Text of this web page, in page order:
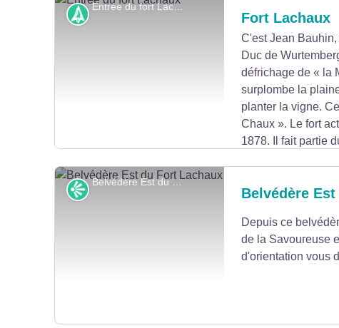
Voir l'image en plein écran
Entrée du fort Lachaux - © Pays de Montbéliard Tourisme
Voir l'image en plein écran
Histoire Fort Lachaux
C'est Jean
Duc de
défrichage de « la
surplombe la
planter la vigne.
Chaux ». Le fort
1878. Il fait partie
1870. Il fait partie de la ceinture défensive du sud de
Belvédère Est du Fort Lachaux - © Robert Grillon - Club des marcheurs de Grand-Charmont
Point de vue Belvédère
Depuis ce
de la Savoureuse
d'orientation vous